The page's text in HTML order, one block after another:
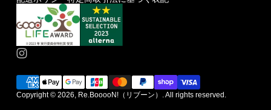
Copyright © 2026, Re.BooooN!（リブーン） . All rights reserved.